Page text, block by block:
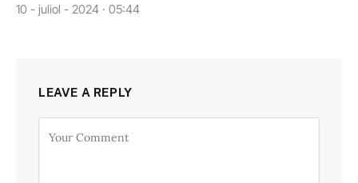
10 - juliol - 2024 · 05:44
LEAVE A REPLY